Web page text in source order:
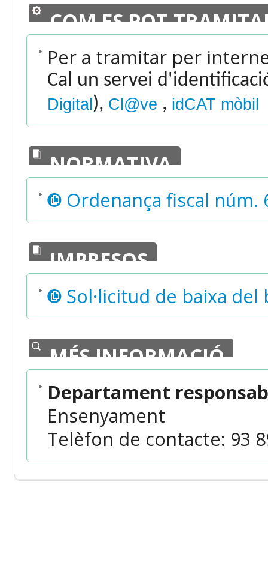
COM ES POT
Per a tramitar per
Cal un servei
Digital), Cl@ve , idCAT mòbil
NORMATIVA
Ordenança fiscal núm.
IMPRESOS
Sol·licitud de baixa
MÉS INFORMACIÓ
Departament
Ensenyament
Telèfon de contacte: 93